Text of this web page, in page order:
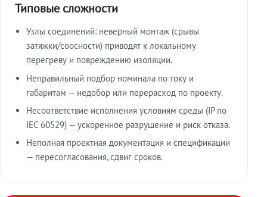
Типовые сложности
Узлы соединений: неверный монтаж (срывы
затяжки/соосности) приводят к локальному
перегреву и повреждению изоляции.
Неправильный подбор номинала по току и
габаритам — недобор или перерасход по проекту.
Несоответствие исполнения условиям среды (IP по
IEC 60529) — ускоренное разрушение и риск отказа.
Неполная проектная документация и спецификации
— пересогласования, сдвиг сроков.